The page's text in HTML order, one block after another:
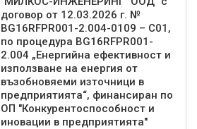
договор от 12.03.2026 г. №
BG16RFPR001-2.004-0109 – С01,
по процедура BG16RFPR001-
2.004 „Енергийна ефективност и
използване на енергия от
възобновяеми източници в
предприятията“, финансиран по
ОП "Конкурентоспособност и
иновации в предприятията"